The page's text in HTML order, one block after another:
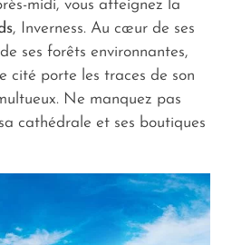
midi, vous atteignez la
, Inverness. Au cœur de ses
ses forêts environnantes,
cité porte les traces de son
Ne manquez pas
cathédrale et ses boutiques